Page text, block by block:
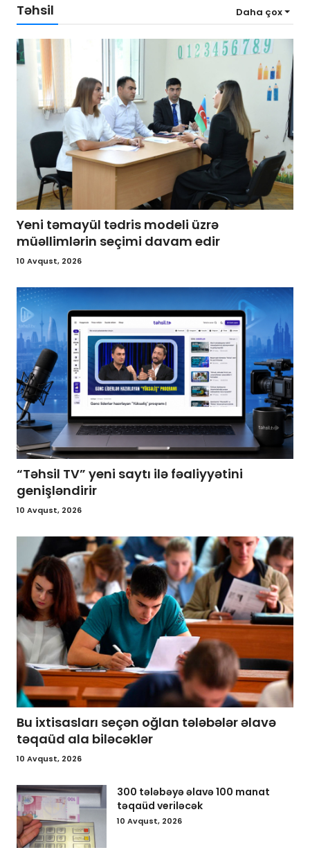
Təhsil Daha çox
Yeni təmayül tədris modeli üzrə
müəllimlərin seçimi davam edir
10 Avqust, 2026
“Təhsil TV” yeni saytı ilə fəaliyyətini
genişləndirir
10 Avqust, 2026
Bu ixtisasları seçən oğlan tələbələr əlavə
təqaüd ala biləcəklər
10 Avqust, 2026
300 tələbəyə əlavə 100 manat
təqaüd veriləcək
10 Avqust, 2026